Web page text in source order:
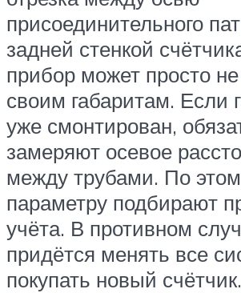
присоединительного
задней стенкой
прибор может просто
своим габаритам. Если
уже смонтирован,
замеряют осевое
между трубами. По
параметру подбирают
учёта. В противном
придётся менять все
покупать новый счётчик.